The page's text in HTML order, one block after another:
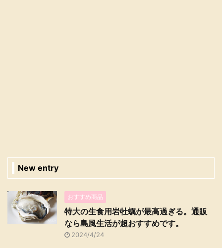
New entry
おすすめ商品
特大の生食用岩牡蠣が最高過ぎる。通販
なら島風生活が超おすすめです。
2024/4/24